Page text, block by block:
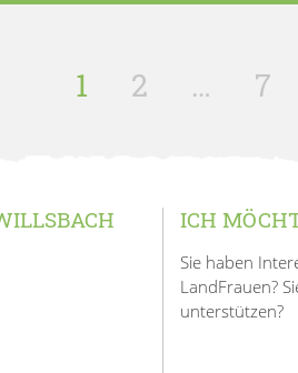
1 2 … 7
ICH
Sie haben
LandFrauen?
unterstützen?